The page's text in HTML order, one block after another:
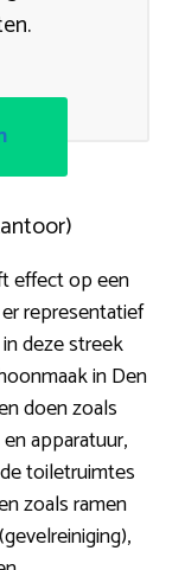
effect op een
representatief
deze streek
in Den
doen zoals
apparatuur,
toiletruimtes
zoals ramen